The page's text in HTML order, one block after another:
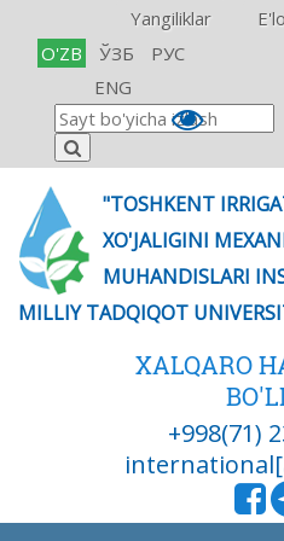
Yangiliklar
O'ZB
ЎЗБ
РУС
ENG
"TOSHKENT
XO'JALIGINI
MUHANDISLARI
MILLIY TADQIQOT
XALQARO
+998(71)